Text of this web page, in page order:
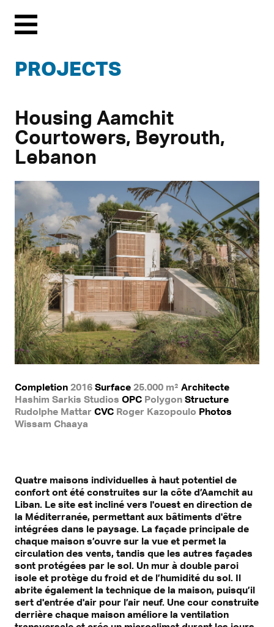
Menu
PROJECTS
Housing Aamchit
Courtowers, Beyrouth,
Lebanon
Completion 2016 Surface 25.000 m² Architecte
Hashim Sarkis Studios OPC Polygon Structure
Rudolphe Mattar CVC Roger Kazopoulo Photos
Wissam Chaaya
Quatre maisons individuelles à haut potentiel de
confort ont été construites sur la côte d’Aamchit au
Liban. Le site est incliné vers l'ouest en direction de
la Méditerranée, permettant aux bâtiments d'être
intégrées dans le paysage. La façade principale de
chaque maison s’ouvre sur la vue et permet la
circulation des vents, tandis que les autres façades
sont protégées par le sol. Un mur à double paroi
isole et protège du froid et de l’humidité du sol. Il
abrite également la technique de la maison, puisqu’il
sert d'entrée d'air pour l’air neuf. Une cour construite
derrière chaque maison améliore la ventilation